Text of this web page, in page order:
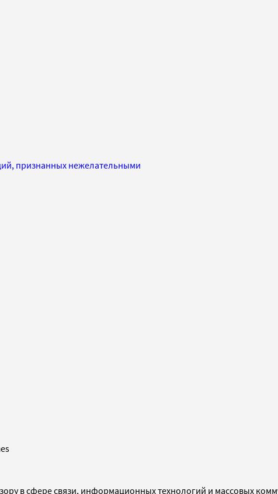
признанных нежелательными
в сфере связи, информационных технологий и массовых